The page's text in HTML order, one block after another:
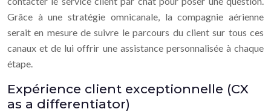
Grâce à une stratégie omnicanale, la compagnie aérienne
serait en mesure de suivre le parcours du client sur tous ces
canaux et de lui offrir une assistance personnalisée à chaque
étape.
Expérience client exceptionnelle (CX
as a differentiator)